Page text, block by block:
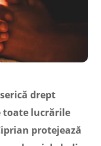
drept
toate lucrările
protejează